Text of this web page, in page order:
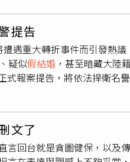
逾66萬元（約新台幣303萬
及12名被害人。案件直到
檢方指出，馮女犯案期間，
刻編造說詞掩飾破綻，成為
未完整保留轉帳紀錄，增加
記資料與共同生活證據，最
11月29日全數採納檢方指控
個月併科罰金；其胞姊趙姓
，積極協助被害人討回損失
提告
遇重大轉折事件而引發熱
疑似假結婚 ，甚至暗藏大陸
式報案提告，將依法捍衛名
不實資訊被刻意散播並被媒
上流傳的指控已涉及捏造、
繳稅」的指控，強調自己並
學專家研究成果；所有工作
年」的故事，白瑜指出，相
文了
言回台就是貪圖健保，以及